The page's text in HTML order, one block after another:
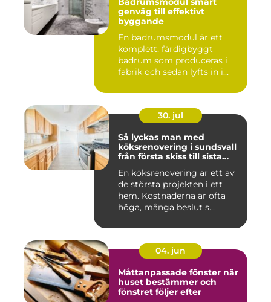
genväg till effektivt
byggande
En badrumsmodul är ett
komplett, färdigbyggt
badrum som produceras i
fabrik och sedan lyfts in i
30. jul
Så lyckas man med
köksrenovering i sundsvall
från första skiss till sista
En köksrenovering är ett av
de största projekten i ett
hem. Kostnaderna är ofta
höga, många beslut s...
04. jun
Måttanpassade fönster när
huset bestämmer och
fönstret följer efter